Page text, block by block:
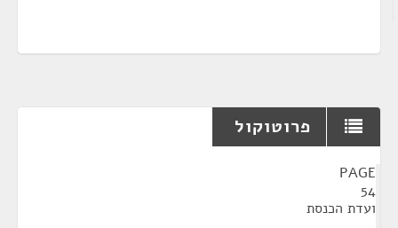
פרוטוקול
PAGE
54
ועדת הכנסת